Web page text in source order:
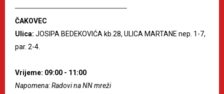
--------------------------------------------------------
ČAKOVEC
Ulica: JOSIPA BEDEKOVIĆA kb.28, ULICA MARTANE nep. 1-7,
par. 2-4.
Vrijeme: 09:00 - 11:00
Napomena: Radovi na NN mreži